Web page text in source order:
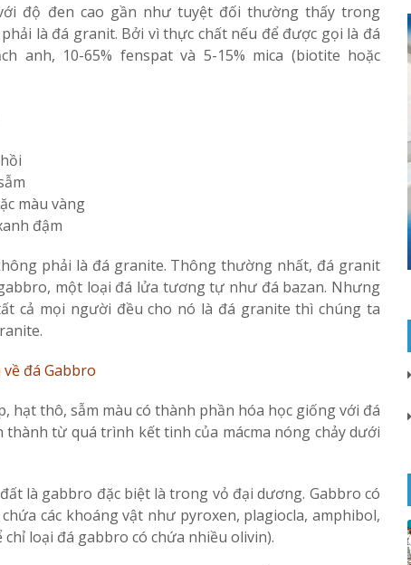
độ đen cao gần như tuyệt đối thường thấy trong
là đá granit. Bởi vì thực chất nếu để được gọi là đá
anh, 10-65% fenspat và 5-15% mica (biotite hoặc
màu vàng
đậm
phải là đá granite. Thông thường nhất, đá granit
một loại đá lửa tương tự như đá bazan. Nhưng
cả mọi người đều cho nó là đá granite thì chúng ta
đá Gabbro
hạt thô, sẫm màu có thành phần hóa học giống với đá
thành từ quá trình kết tinh của mácma nóng chảy dưới
là gabbro đặc biệt là trong vỏ đại dương. Gabbro có
các khoáng vật như pyroxen, plagiocla, amphibol,
loại đá gabbro có chứa nhiều olivin).